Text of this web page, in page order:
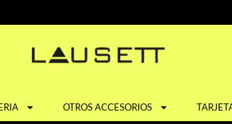
OTROS ACCESORIOS